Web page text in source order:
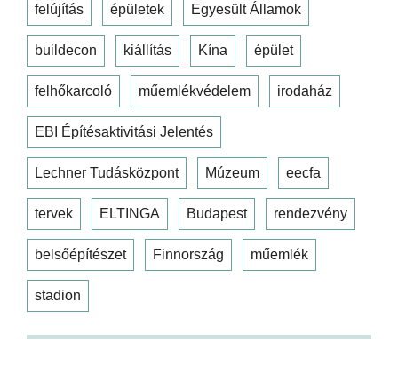
felújítás épületek Egyesült Államok
buildecon kiállítás Kína épület
felhőkarcoló műemlékvédelem irodaház
EBI Építésaktivitási Jelentés
Lechner Tudásközpont Múzeum eecfa
tervek ELTINGA Budapest rendezvény
belsőépítészet Finnország műemlék
stadion